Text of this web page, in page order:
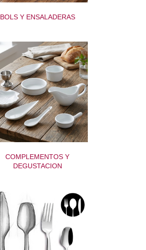
BOLS Y ENSALADERAS
COMPLEMENTOS Y
DEGUSTACION